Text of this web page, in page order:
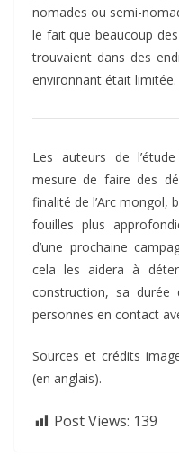
nomades ou semi-
le fait que beaucoup
trouvaient dans des
environnant était limitée.
Les auteurs de
mesure de faire des
finalité de l’Arc mongol,
fouilles plus
d’une prochaine
cela les aidera à
construction, sa durée
personnes en contact
Sources et crédits
(en anglais).
Post Views: 139